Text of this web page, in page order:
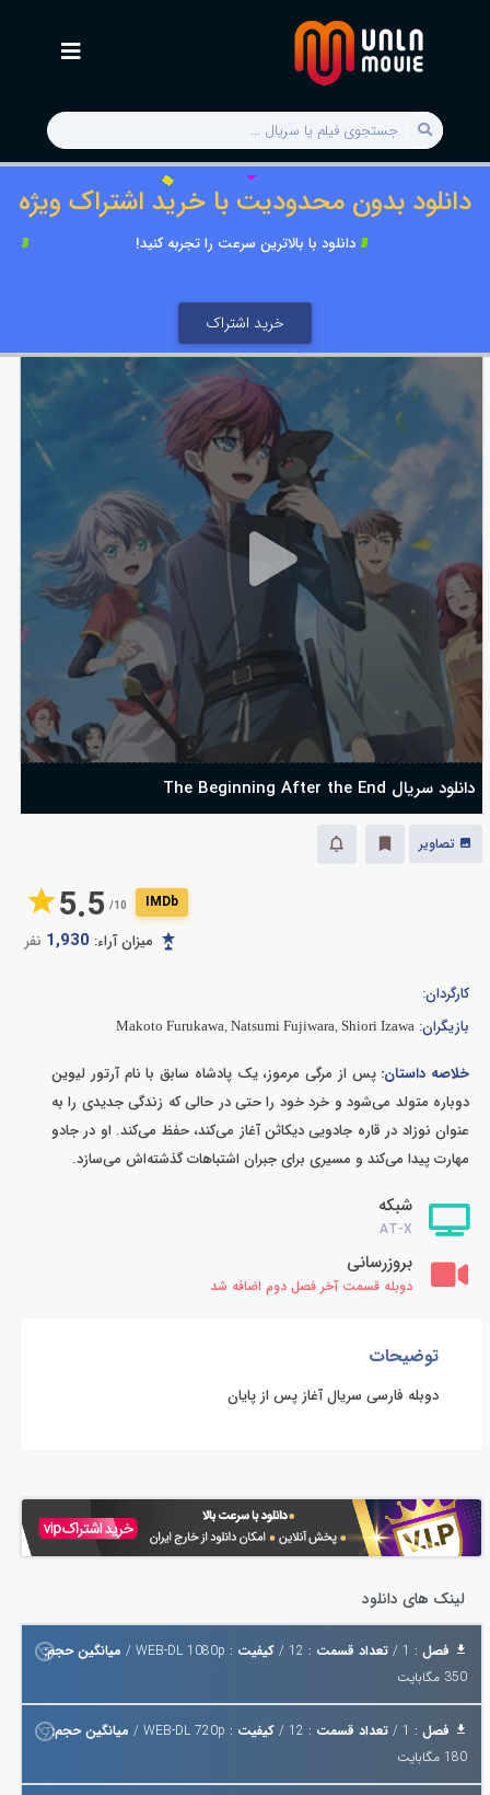
دانلود بدون محدودیت با خرید اشتراک ویژه
دانلود با بالاترین سرعت را تجربه کنید!
خرید اشتراک
دانلود سریال The Beginning After the End
تصاویر
5.5 10/ IMDb
میزان آراء: 1,930 نفر
کارگردان:
بازیگران:
Makoto Furukawa Natsumi Fujiwara Shiori Izawa
خلاصه داستان: پس از مرگی مرموز، یک پادشاه سابق با نام آرتور لیوین
دوباره متولد می‌شود و خرد خود را حتی در حالی که زندگی جدیدی را به
عنوان نوزاد در قاره جادویی دیکاثن آغاز می‌کند، حفظ می‌کند. او در جادو
مهارت پیدا می‌کند و مسیری برای جبران اشتباهات گذشته‌اش می‌سازد.
شبکه
AT-X
بروزرسانی
دوبله قسمت آخر فصل دوم اضافه شد
توضیحات
دوبله فارسی سریال آغاز پس از پایان
لینک های دانلود
فصل : 1 / تعداد قسمت : 12 / کیفیت : WEB-DL 1080p /
میانگین حجم:
350 مگابایت
فصل : 1 / تعداد قسمت : 12 / کیفیت : WEB-DL 720p /
میانگین حجم:
180 مگابایت